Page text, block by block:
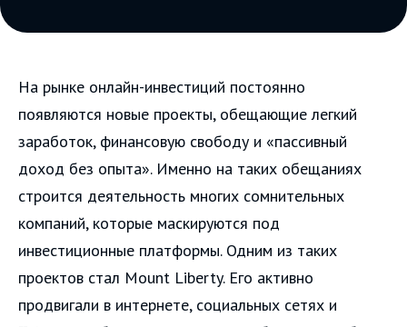
На рынке онлайн-инвестиций постоянно
появляются новые проекты, обещающие легкий
заработок, финансовую свободу и «пассивный
доход без опыта». Именно на таких обещаниях
строится деятельность многих сомнительных
компаний, которые маскируются под
инвестиционные платформы. Одним из таких
проектов стал Mount Liberty. Его активно
продвигали в интернете, социальных сетях и